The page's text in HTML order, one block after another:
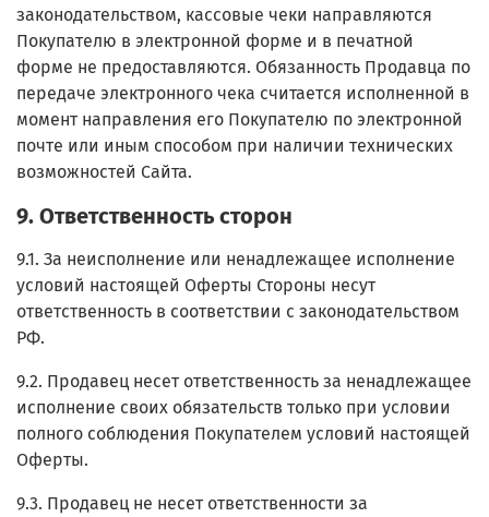
законодательством, кассовые чеки направляются
Покупателю в электронной форме и в печатной
форме не предоставляются. Обязанность Продавца по
передаче электронного чека считается исполненной в
момент направления его Покупателю по электронной
почте или иным способом при наличии технических
возможностей Сайта.
9. Ответственность сторон
9.1. За неисполнение или ненадлежащее исполнение
условий настоящей Оферты Стороны несут
ответственность в соответствии с законодательством
РФ.
9.2. Продавец несет ответственность за ненадлежащее
исполнение своих обязательств только при условии
полного соблюдения Покупателем условий настоящей
Оферты.
9.3. Продавец не несет ответственности за